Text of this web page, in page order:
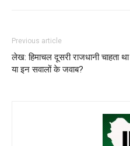
Previous article
लेख: हिमाचल दूसरी राजधानी चाहता था
या इन सवालों के जवाब?